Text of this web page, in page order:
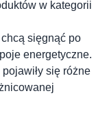
w kategorii
sięgnąć po
energetyczne.
się różne